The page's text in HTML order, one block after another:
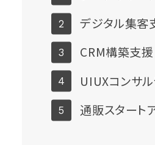
デジタル集客
CRM構築支援
UIUXコンサル
通販スタート